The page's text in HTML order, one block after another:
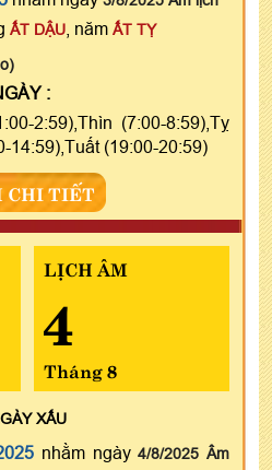
ẤT DẬU , năm ẤT TỴ
:
2:59),Thìn (7:00-8:59),Tỵ
14:59),Tuất (19:00-20:59)
CHI TIẾT
LỊCH ÂM
4
Tháng 8
XẤU
nhằm ngày4/8/2025 Âm